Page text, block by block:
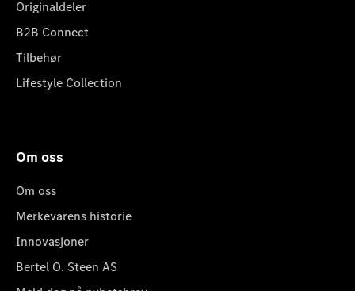
Originaldeler
B2B Connect
Tilbehør
Lifestyle Collection
Om oss
Om oss
Merkevarens historie
Innovasjoner
Bertel O. Steen AS